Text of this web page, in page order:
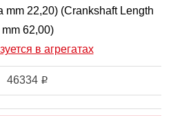
mm 22,20) (Crankshaft Length
mm 62,00)
в агрегатах
46334 i